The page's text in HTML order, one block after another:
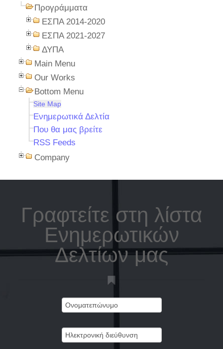
Προγράμματα
ΕΣΠΑ 2014-2020
ΕΣΠΑ 2021-2027
ΔΥΠΑ
Main Menu
Our Works
Bottom Menu
Site Map
Ενημερωτικά Δελτία
Που θα μας βρείτε
RSS Feeds
Company
Γραφτείτε στη λίστα
Ενημερωτικών
Δελτίων μας